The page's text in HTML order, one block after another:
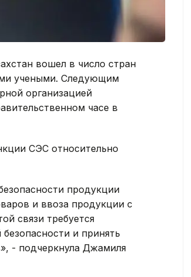
вошел в число стран
учеными. Следующим
организацией
часе в
СЭС относительно
продукции
и ввоза продукции с
связи требуется
и принять
- подчеркнула Джамиля